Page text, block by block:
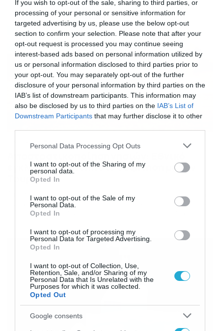
If you wish to opt-out of the sale, sharing to third parties, or
processing of your personal or sensitive information for
targeted advertising by us, please use the below opt-out
section to confirm your selection. Please note that after your
opt-out request is processed you may continue seeing
interest-based ads based on personal information utilized by
us or personal information disclosed to third parties prior to
your opt-out. You may separately opt-out of the further
disclosure of your personal information by third parties on the
IAB’s list of downstream participants. This information may
also be disclosed by us to third parties on the IAB’s List of
Downstream Participants that may further disclose it to other
Please note that this website/app uses one or more Google
not limited to your visit or usage behaviour. You may click to
grant or deny consent to Google and its third-party tags to
use your data for below specified purposes in below Google
consent section.
Personal Data Processing Opt Outs
I want to opt-out of the Sharing of my
personal data.
Opted In
I want to opt-out of the Sale of my
Personal Data.
Opted In
I want to opt-out of processing my
Personal Data for Targeted Advertising.
Opted In
I want to opt-out of Collection, Use,
Retention, Sale, and/or Sharing of my
Personal Data that Is Unrelated with the
Purposes for which it was collected.
Opted Out
Google consents
Κόσοβο. Οι διεθνείς συγκεντρώθηκαν τη Δευτέρα και […]
έγκλημα οποιαδήποτε συζήτηση με την
Τουρκία
Απέναντι στην τουρκική επιθετικότητα η απάντηση της
Ελλάδας πρέπει να είναι μία: Στρατός σε όλο το Αιγαίο!
Πού ποντάρει η Άγκυρα και γιατί δεν πρέπει η Αθήνα να
ανάμεσα σε Ελλάδα και Τουρκία να βρίσκεται σε φάση
αποκλιμάκωσης, ωστόσο, η διπλωματική κινητικότητα
είναι ιδιαιτέρως έντονη, με διεργασίες […]